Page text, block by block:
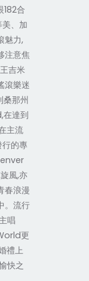
合
、加
魅力,
注意焦
吉米
滾樂迷
桑那州
達到
主流
的專
風,亦
春浪漫
。流行
唱
更
禮上
快之